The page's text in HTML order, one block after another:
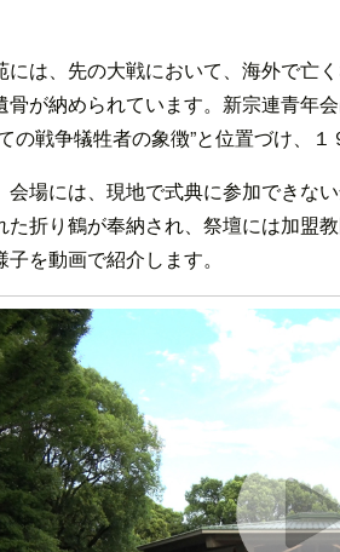
には、先の大戦において、海外で亡
骨が納められています。新宗連青年
の戦争犠牲者の象徴”と位置づけ、
会場には、現地で式典に参加できな
た折り鶴が奉納され、祭壇には加盟
を動画で紹介します。